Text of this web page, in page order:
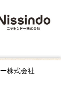
株式会社